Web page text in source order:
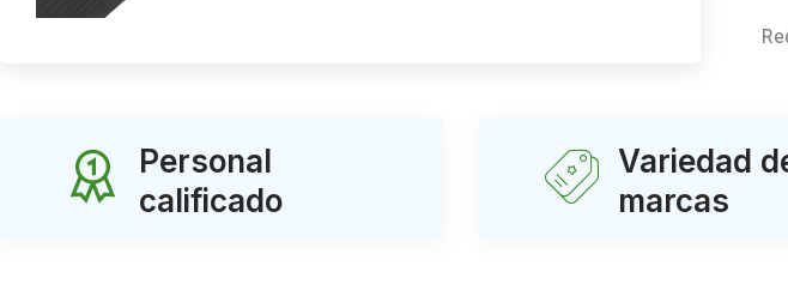
Personal
calificado
Variedad
marcas